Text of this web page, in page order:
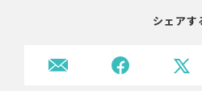
シェアす